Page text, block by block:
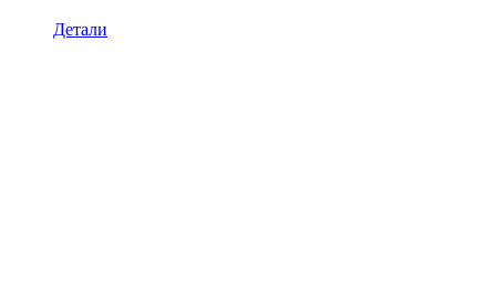
Детали